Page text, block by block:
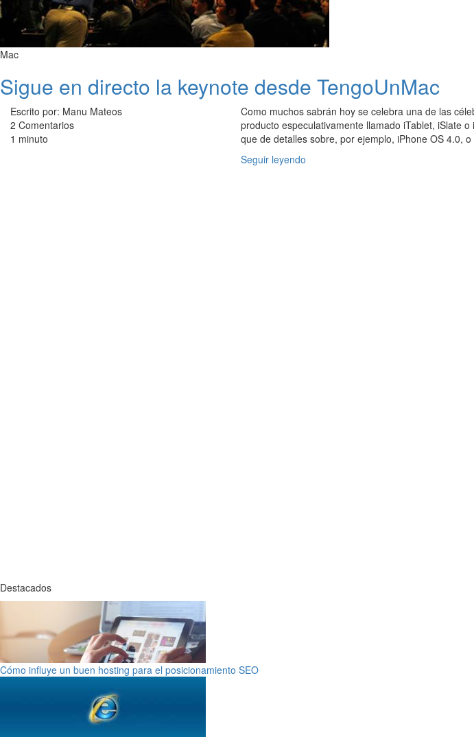
Mac
Sigue en directo la keynote desde TengoUnMac
Escrito por: Manu Mateos
2 Comentarios
1 minuto
Como muchos sabrán hoy se celebra una de las
producto especulativamente llamado iTablet, iSlate
que de detalles sobre, por ejemplo, iPhone OS 4.0,
Seguir leyendo
Destacados
Cómo influye un buen hosting para el posicionamiento SEO